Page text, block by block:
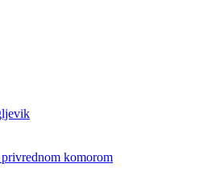
komorom